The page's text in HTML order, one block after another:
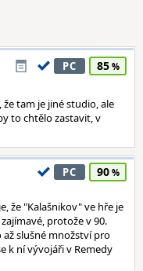
PC 85
že tam je jiné studio, ale
to chtělo zastavit, v
PC 90
že "Kalašnikov" ve hře je
protože v 90.
slušné množství pro
k ní vývojáři v Remedy